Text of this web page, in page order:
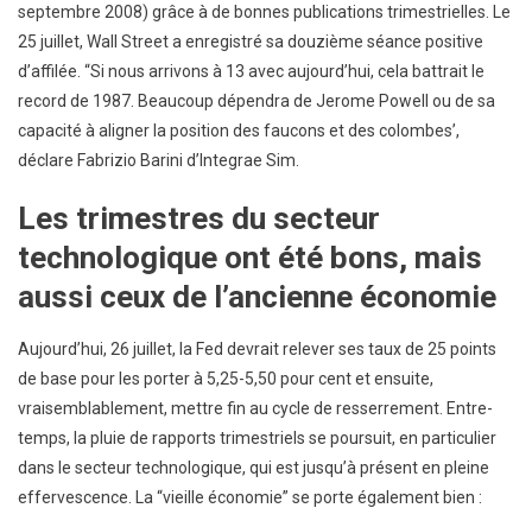
septembre 2008) grâce à de bonnes publications trimestrielles. Le
25 juillet, Wall Street a enregistré sa douzième séance positive
d’affilée. “Si nous arrivons à 13 avec aujourd’hui, cela battrait le
record de 1987. Beaucoup dépendra de Jerome Powell ou de sa
capacité à aligner la position des faucons et des colombes’,
déclare Fabrizio Barini d’Integrae Sim.
Les trimestres du secteur
technologique ont été bons, mais
aussi ceux de l’ancienne économie
Aujourd’hui, 26 juillet, la Fed devrait relever ses taux de 25 points
de base pour les porter à 5,25-5,50 pour cent et ensuite,
vraisemblablement, mettre fin au cycle de resserrement. Entre-
temps, la pluie de rapports trimestriels se poursuit, en particulier
dans le secteur technologique, qui est jusqu’à présent en pleine
effervescence. La “vieille économie” se porte également bien :